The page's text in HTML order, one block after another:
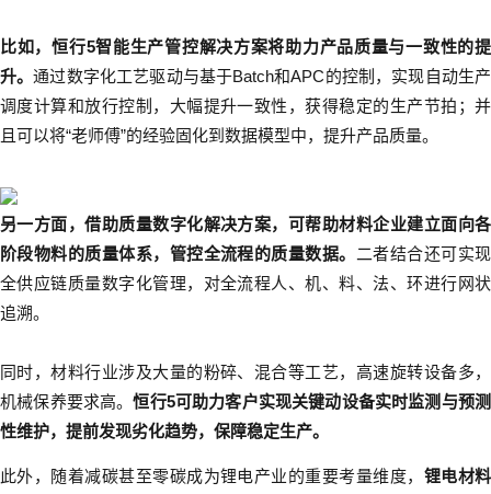
比如，恒行5智能生产管控解决方案将助力产品质量与一致性的提
升。通过数字化工艺驱动与基于Batch和APC的控制，实现自动生产
调度计算和放行控制，大幅提升一致性，获得稳定的生产节拍；并
且可以将“老师傅”的经验固化到数据模型中，提升产品质量。
另一方面，借助质量数字化解决方案，可帮助材料企业建立面向各
阶段物料的质量体系，管控全流程的质量数据。
二者结合还可实现
全供应链质量数字化管理，对全流程人、机、料、法、环进行网状
追溯。
同时，材料行业涉及大量的粉碎、混合等工艺，高速旋转设备多，
机械保养要求高。恒行5可助力客户实现关键动设备实时监测与预测
性维护，提前发现劣化趋势，保障稳定生产。
此外，随着减碳甚至零碳成为锂电产业的重要考量维度， 锂电材料